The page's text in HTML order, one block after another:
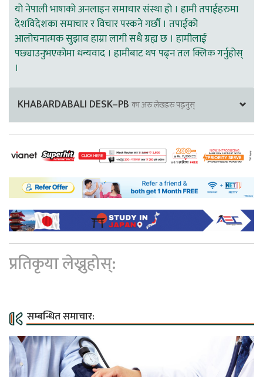
यो नेपाली भाषाको अनलाइन समाचार संस्था हो । हामी तपाईहरुमा
देशविदेशका समाचार र विचार पस्कने गर्छौ । तपाईको
आलोचनात्मक सुझाव हाम्रा लागी सधै ग्रह्य छ । हामीलाई
पछ्याउनुभएकोमा धन्यवाद । हामीबाट थप पढ्न तल क्लिक गर्नुहोस्
।
KHABARDABALI DESK–PB का अरु लेखहरु पढ्नुस्
प्रतिकृया लेख्नुहोस्:
सम्बन्धित समाचार: